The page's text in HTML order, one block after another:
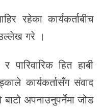
रहेका कार्यकर्ताबीच
गरे ।
पारिवारिक हित हाबी
कार्यकर्तासँग संवाद
अपनाउनुपर्नेमा जोड